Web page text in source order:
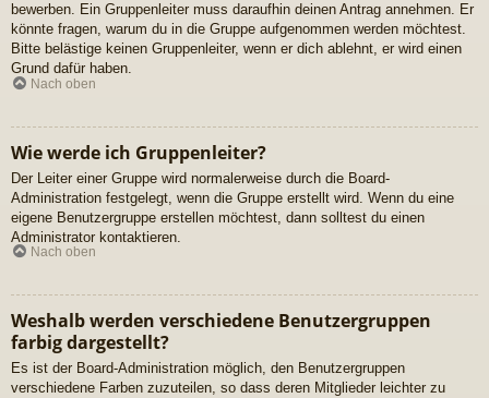
bewerben. Ein Gruppenleiter muss daraufhin deinen Antrag annehmen. Er
könnte fragen, warum du in die Gruppe aufgenommen werden möchtest.
Bitte belästige keinen Gruppenleiter, wenn er dich ablehnt, er wird einen
Grund dafür haben.
Nach oben
Wie werde ich Gruppenleiter?
Der Leiter einer Gruppe wird normalerweise durch die Board-
Administration festgelegt, wenn die Gruppe erstellt wird. Wenn du eine
eigene Benutzergruppe erstellen möchtest, dann solltest du einen
Administrator kontaktieren.
Nach oben
Weshalb werden verschiedene Benutzergruppen
farbig dargestellt?
Es ist der Board-Administration möglich, den Benutzergruppen
verschiedene Farben zuzuteilen, so dass deren Mitglieder leichter zu